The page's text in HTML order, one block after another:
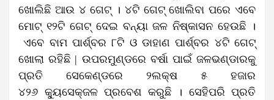
ଖୋଲିଛି ଆଉ ୪ ଗେଟ୍‌ । ୪ଟି ଗେଟ୍‌ ଖୋଲିବା ପରେ ଏବେ
ମୋଟ୍‌ ୧୨ଟି ଗେଟ୍‌ ଦେଇ ବନ୍ୟା ଜଳ ନିଷ୍କାସନ ହେଉଛି ।
ଏବେ ବାମ ପାର୍ଶ୍ବର ୮ଟି ଓ ଡାହାଣ ପାର୍ଶ୍ବର ୪ଟି ଗେଟ୍
ଖୋଲା ରହିଛି | ଉପରମୁଣ୍ଡରେ ବର୍ଷା ପାଇଁ ଜଳଭଣ୍ଡାରକୁ
ପ୍ରତି ସେକେଣ୍ଡରେ ୨ଲକ୍ଷ ୫ ହଜାର
୪୨୬ କ୍ୟୁସେକ୍‌ଜଳ ପ୍ରବେଶ କରୁଛି । ସେହିପରି ପ୍ରତି